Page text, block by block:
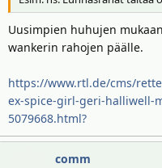
Uusimpien huhujen
wankerin rahojen päälle.
https://www.rtl.de/cms/
ex-spice-girl-geri-halliwell-
5079668.html?
comm